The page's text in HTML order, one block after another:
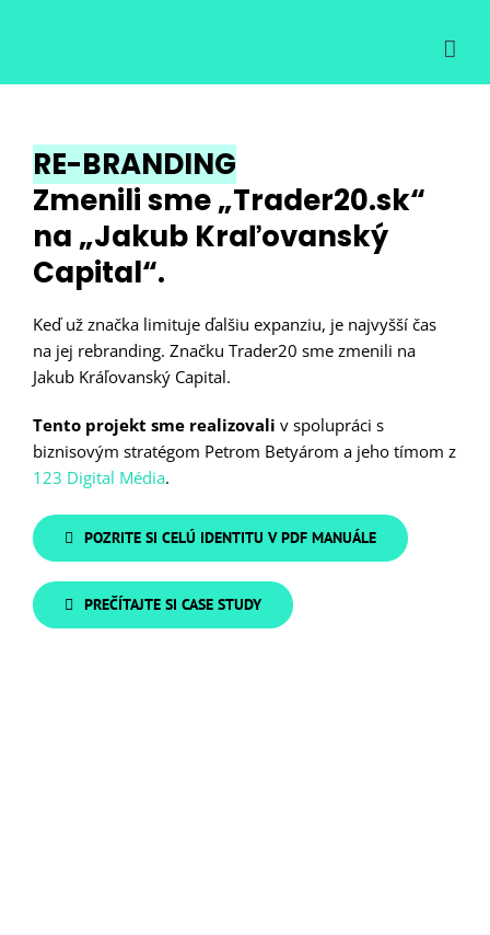
RE-BRANDING
Zmenili sme „Trader20.sk“
na „Jakub Kraľovanský
Capital“.
Keď už značka limituje ďalšiu expanziu, je najvyšší čas
na jej rebranding. Značku Trader20 sme zmenili na
Jakub Kráľovanský Capital.
Tento projekt sme realizovali v spolupráci s
biznisovým stratégom Petrom Betyárom a jeho tímom z
123 Digital Média.
POZRITE SI CELÚ IDENTITU V PDF MANUÁLE
PREČÍTAJTE SI CASE STUDY